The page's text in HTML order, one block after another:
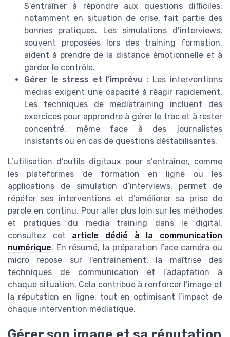
S’entraîner à répondre aux questions difficiles,
notamment en situation de crise, fait partie des
bonnes pratiques. Les simulations d’interviews,
souvent proposées lors des training formation,
aident à prendre de la distance émotionnelle et à
garder le contrôle.
Gérer le stress et l’imprévu : Les interventions
medias exigent une capacité à réagir rapidement.
Les techniques de mediatraining incluent des
exercices pour apprendre à gérer le trac et à rester
concentré, même face à des journalistes
insistants ou en cas de questions déstabilisantes.
L’utilisation d’outils digitaux pour s’entraîner, comme
les plateformes de formation en ligne ou les
applications de simulation d’interviews, permet de
répéter ses interventions et d’améliorer sa prise de
parole en continu. Pour aller plus loin sur les méthodes
et pratiques du media training dans le digital,
consultez cet article dédié à la communication
numérique. En résumé, la préparation face caméra ou
micro repose sur l’entraînement, la maîtrise des
techniques de communication et l’adaptation à
chaque situation. Cela contribue à renforcer l’image et
la réputation en ligne, tout en optimisant l’impact de
chaque intervention médiatique.